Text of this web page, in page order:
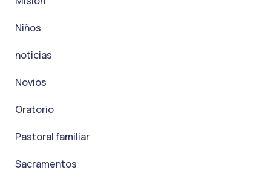
Niños
noticias
Novios
Oratorio
Pastoral familiar
Sacramentos